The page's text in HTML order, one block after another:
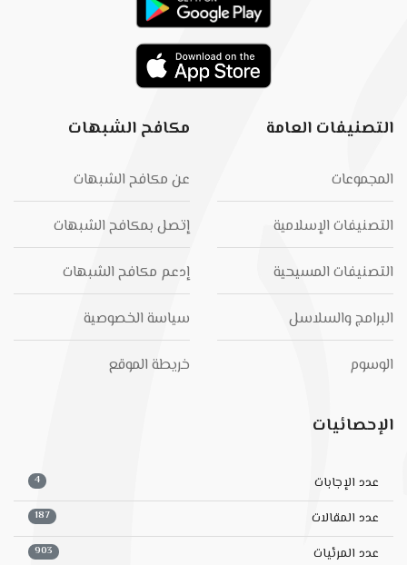
التصنيفات العامة
المجموعات
التصنيفات الإسلامية
التصنيفات المسيحية
البرامج والسلاسل
الوسوم
مكافح الشبهات
عن مكافح الشبهات
إتصل بمكافح الشبهات
إدعم مكافح الشبهات
سياسة الخصوصية
خريطة الموقع
الإحصائيات
عدد الإجابات 4
عدد المقالات 187
عدد المرئيات 903